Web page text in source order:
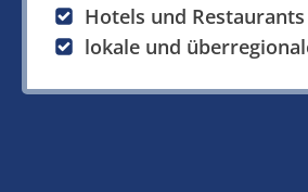
Hotels und Restaurants
lokale und